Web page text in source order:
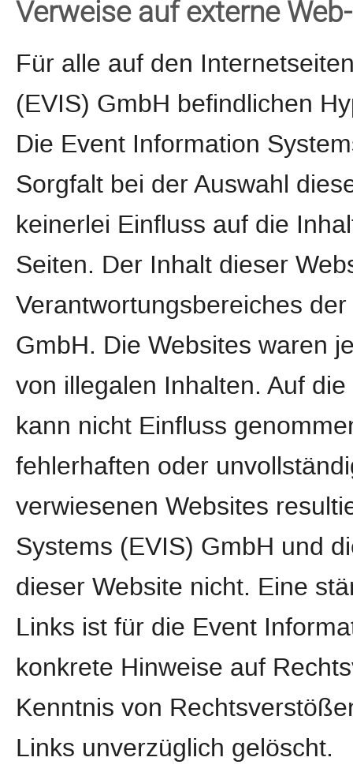
Verweise auf externe
Für alle auf den
(EVIS) GmbH befindlichen
Die Event Information
Sorgfalt bei der Auswahl
keinerlei Einfluss auf die
Seiten. Der Inhalt dieser
Verantwortungsbereiches
GmbH. Die Websites waren
von illegalen Inhalten. Auf
kann nicht Einfluss
fehlerhaften oder
verwiesenen Websites
Systems (EVIS) GmbH und
dieser Website nicht. Eine
Links ist für die Event
konkrete Hinweise auf
Kenntnis von
Links unverzüglich gelöscht.